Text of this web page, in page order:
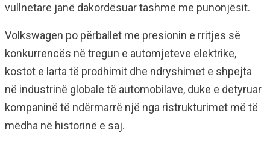
vullnetare janë dakordësuar tashmë me punonjësit.
Volkswagen po përballet me presionin e rritjes së
konkurrencës në tregun e automjeteve elektrike,
kostot e larta të prodhimit dhe ndryshimet e shpejta
në industrinë globale të automobilave, duke e detyruar
kompaninë të ndërmarrë një nga ristrukturimet më të
mëdha në historinë e saj.